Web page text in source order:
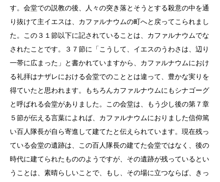
す。会堂での説教の後、人々の突き落とそうとする殺意の中を通
り抜けて主イエスは、カファルナウムの町へと戻ってこられまし
た。この３１節以下に記されていることは、カファルナウムでな
されたことです。３７節に「こうして、イエスのうわさは、辺り
一帯に広まった」と書かれていますから、カファルナウムにおけ
る礼拝はナザレにおける会堂でのこととは違って、豊かな実りを
得ていたと思われます。もちろんカファルナウムにもシナゴーグ
と呼ばれる会堂がありました。この会堂は、もう少し後の第７章
５節が伝える言葉によれば、カファルナウムにおりました信仰篤
い百人隊長が自ら寄進して建てたと伝えられています。現在残っ
ている会堂の遺跡は、この百人隊長の建てた会堂ではなく、後の
時代に建てられたもののようですが、その遺跡が残っているとい
うことは、素晴らしいことで、もし、その場に立つならば、きっ